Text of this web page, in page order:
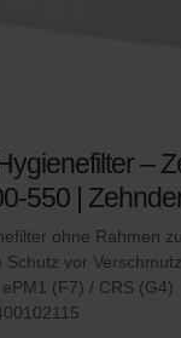
–
550 |
ohne Rahmen
Schutz vor
(F7) / CRS (G4)